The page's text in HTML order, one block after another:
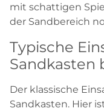
mit schattigen
der Sandbereich
Typische
Sandkasten
Der klassische
Sandkasten. Hier